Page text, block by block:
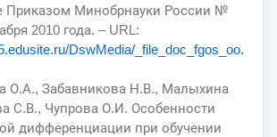
Приказом Минобрнауки России №
2010 года. – URL:
DswMedia/_file_doc_fgos_oo.
О.А., Забавникова Н.В., Малыхина
С.В., Чупрова О.И. Особенности
дифференциации при обучении